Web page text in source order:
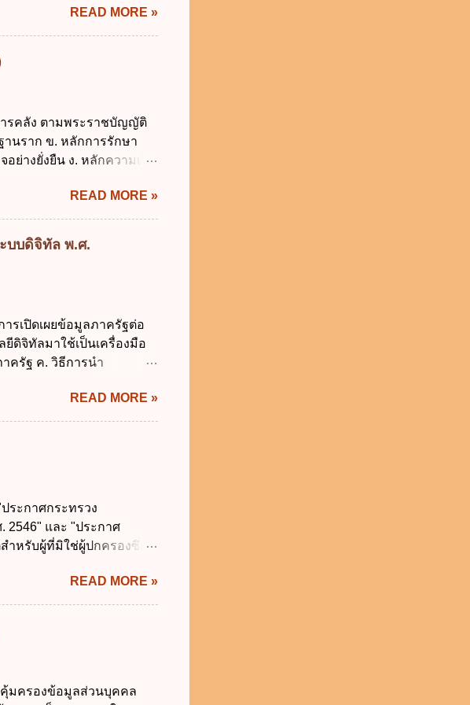
บประมาณ (ฉบับที่ 3) พ.ศ.
. 2544 4. ประกาศของ
อใดไม่ถูกต้อง 1. นายก
ติวิธีการงบประมาณ พ.ศ.
ารคลังมีหน้าที่ควบคุมการ
ด้ ข้อ 4. พระราชบัญญัติวิธี
READ MORE »
รคลัง ตามพระราชบัญญัติ
านราก ข. หลักการรักษา
ย่างยั่งยืน ง. หลักความเป็น
ไม่เกินร้อยละ 5 ข. ไม่เกิน
กฎหมายว่าด้วยวินัยการเงิน
เก็บภาษีอากรหรือค่า
ไปใช้จ่ายตามวัตถุประสงค์
วนท้องถิ่น ค. มีเหตุจำเป็น
ตรีเห็นชอบแล้วไปใช้
จัดเก็บหรือหารายได้ ข.
ง. การก่...
READ MORE »
บบดิจิทัล พ.ศ.
รเปิดเผยข้อมูลภาครัฐต่อ
ดิจิทัลมาใช้เป็นเครื่องมือ
ครัฐ ค. วิธีการนำ
ดทำบริการสาธารณะผ่าน
. ให้มีการใช้ระบบดิจิทัล
านดิจิทัลที่จำเป็นให้เป็นไป
ล ง. เพิ่มประสิทธิภาคใน
ป้าหมาย ข้อ 3 ข้อใดกล่าว
ความรับผิดชอบในการ
และทิศทางการบริหารงาน
อ 4 กรรมการพัฒนารัฐบาล
READ MORE »
ระกาศกระทรวง
2546" และ "ประกาศ
ำหรับผู้ที่มิใช่ผู้ปกครองซึ่งมี
ทางอาญา โดยมีสาระสำคัญ
ถึงอายุย่างเข้าปีที่ 16 เว้น
ผู้ปกครอง คือ 2.1 บิดา
ง 2.3 ผู้ปกครองตาม
เป็นประจำหรือที่เด็กอยู่
ยังไม่ได้ส่งเด็กเข้าเรียน
READ MORE »
มครองข้อมูลส่วนบุคคล